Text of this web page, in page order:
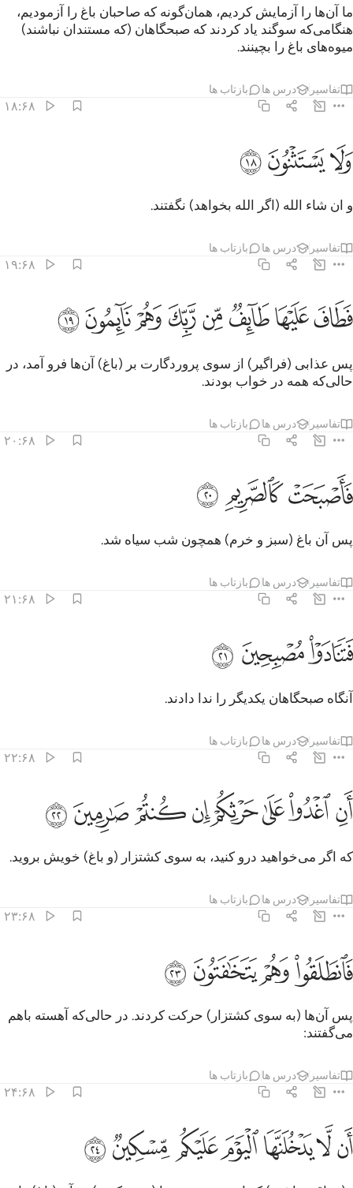
ما آن‌ها را آزمایش کردیم، همان‌گونه که صاحبان باغ را آزمودیم،
هنگامی‌که سوگند یاد کردند که صبحگاهان (که مستندان نباشند)
میوه‌های باغ را بچینند.
تفاسیر درس ها بازتاب ها
۱۸:۶۸
ولا يستثنون ١٨
وَلَا يَسْتَثْنُونَ ١٨
ﱌﱍﱎ
و ان شاء الله (اگر الله بخواهد) نگفتند.
تفاسیر درس ها بازتاب ها
۱۹:۶۸
فطاف عليها طايف من ربك وهم نايمون ١٩
فَطَافَ عَلَيْهَا طَآئِفٌۭ مِّن رَّبِّكَ وَهُمْ نَآئِمُونَ ١٩
ﱏﱐﱑﱒﱓﱔﱕﱖ
پس عذابی (فرا‌‌گیر) از سوی پروردگارت بر (باغ) آن‌ها فرو آمد، در
حالی‌که همه در خواب بودند.
تفاسیر درس ها بازتاب ها
۲۰:۶۸
فاصبحت كالصريم ٢٠
فَأَصْبَحَتْ كَٱلصَّرِيمِ ٢٠
ﱗﱘﱙ
پس آن باغ (سبز و خرم) همچون شب سیاه شد.
تفاسیر درس ها بازتاب ها
۲۱:۶۸
فتنادوا مصبحين ٢١
فَتَنَادَوْا۟ مُصْبِحِينَ ٢١
ﱚﱛﱜ
آنگاه صبحگاهان یکدیگر را ندا دادند.
تفاسیر درس ها بازتاب ها
۲۲:۶۸
ان اغدوا على حرثكم ان كنتم صارمين ٢٢
أَنِ ٱغْدُوا۟ عَلَىٰ حَرْثِكُمْ إِن كُنتُمْ صَـٰرِمِينَ ٢٢
ﱝﱞﱟﱠﱡﱢﱣﱤ
که اگر می‌خواهید درو کنید، به سوی کشتزار (و باغ) خویش بروید.
تفاسیر درس ها بازتاب ها
۲۳:۶۸
فانطلقوا وهم يتخافتون ٢٣
فَٱنطَلَقُوا۟ وَهُمْ يَتَخَـٰفَتُونَ ٢٣
ﱥﱦﱧﱨ
پس آن‌ها (به سوی کشتزار) حرکت کردند. در حالی‌که آهسته باهم
می‌گفتند:
تفاسیر درس ها بازتاب ها
۲۴:۶۸
ان لا يدخلنها اليوم عليكم مسكين ٢٤
أَن لَّا يَدْخُلَنَّهَا ٱلْيَوْمَ عَلَيْكُم مِّسْكِينٌۭ ٢٤
ﱩﱪﱫﱬﱭﱮﱯ